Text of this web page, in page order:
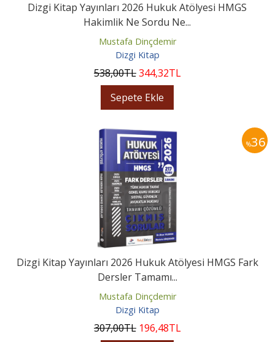
Dizgi Kitap Yayınları 2026 Hukuk Atölyesi HMGS
Hakimlik Ne Sordu Ne...
Mustafa Dinçdemir
Dizgi Kitap
538,00TL344,32TL
Sepete Ekle
%36
Dizgi Kitap Yayınları 2026 Hukuk Atölyesi HMGS Fark
Dersler Tamamı...
Mustafa Dinçdemir
Dizgi Kitap
307,00TL 196,48TL